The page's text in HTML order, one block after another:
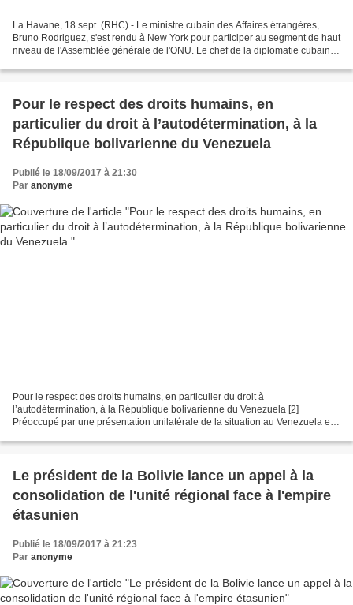
La Havane, 18 sept. (RHC).- Le ministre cubain des Affaires étrangères,
Bruno Rodriguez, s'est rendu à New York pour participer au segment de haut
niveau de l'Assemblée générale de l'ONU. Le chef de la diplomatie cubaine
Pour le respect des droits humains, en
particulier du droit à l’autodétermination, à la
République bolivarienne du Venezuela
Publié le 18/09/2017 à 21:30
Par anonyme
Pour le respect des droits humains, en particulier du droit à
l’autodétermination, à la République bolivarienne du Venezuela [2]
Préoccupé par une présentation unilatérale de la situation au Venezuela et
Le président de la Bolivie lance un appel à la
consolidation de l'unité régional face à l'empire
étasunien
Publié le 18/09/2017 à 21:23
Par anonyme